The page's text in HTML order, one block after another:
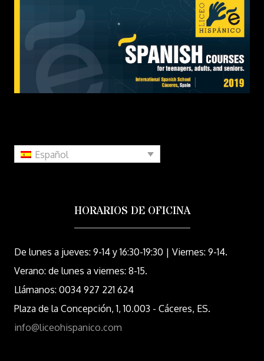
Español
HORARIOS DE OFICINA
De lunes a jueves: 9-14 y 16:30-19:30 | Viernes: 9-14.
Verano: de lunes a viernes: 8-15.
Llámanos: 0034 927 221 624
Plaza de la Concepción, 1, 10.003 - Cáceres, ES.
info@liceohispanico.com